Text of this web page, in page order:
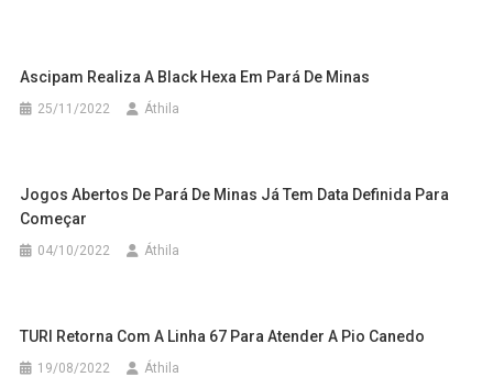
Ascipam Realiza A Black Hexa Em Pará De Minas
25/11/2022 Áthila
Jogos Abertos De Pará De Minas Já Tem Data Definida Para
Começar
04/10/2022 Áthila
TURI Retorna Com A Linha 67 Para Atender A Pio Canedo
19/08/2022 Áthila